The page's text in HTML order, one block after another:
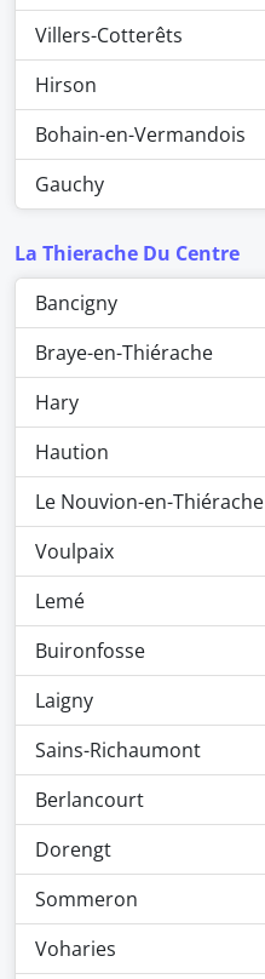
Villers-Cotterêts
Hirson
Bohain-en-Vermandois
Gauchy
La Thierache Du Centre
Bancigny
Braye-en-Thiérache
Hary
Haution
Le Nouvion-en-Thiérache
Voulpaix
Lemé
Buironfosse
Laigny
Sains-Richaumont
Berlancourt
Dorengt
Sommeron
Voharies